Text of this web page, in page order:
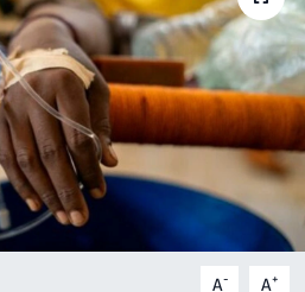
A- A+